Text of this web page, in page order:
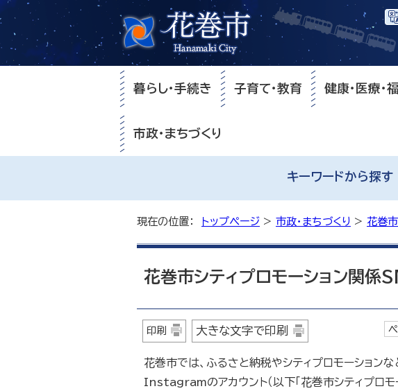
暮らし・手続き 子育て・教育 健康・医療・
市政・まちづくり
キーワードから探す
現在の位置： トップページ > 市政・まちづくり > 花巻
花巻市シティプロモーション関係
印刷 大きな文字で印刷
花巻市では、ふるさと納税やシティプロモーション
Instagramのアカウント（以下「花巻市シティプロモ